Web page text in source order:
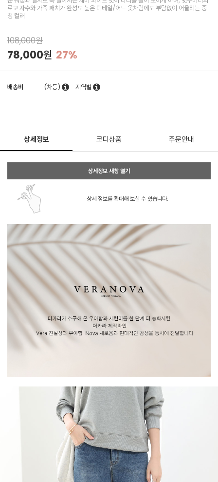
로고 자수와 가죽 패치가 완성도 높은 디테일/어느 옷차림에도 부담없이 어울리는 중
청 컬러
108,000원
78,000원 27%
배송비 (차등) 지역별
상세정보 코디상품 주문안내
상세정보 새창 열기
상세 정보를 확대해 보실 수 있습니다.